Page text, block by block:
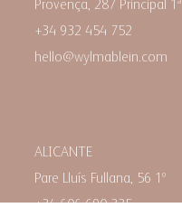
Provença, 287 Principal 1ª
+34 932 454 752
hello@wylmablein.com
ALICANTE
Pare Lluís Fullana, 56 1º
+34 606 690 335